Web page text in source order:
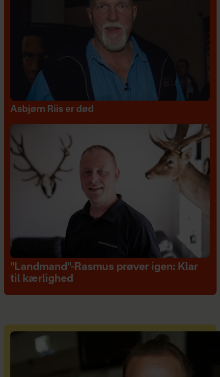
Asbjørn Riis er død
"Landmand"-Rasmus prøver igen: Klar
til kærlighed